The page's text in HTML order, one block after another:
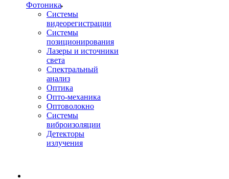
Фотоника
Cистемы
видеорегистрации
Системы
позиционирования
Лазеры и источники
света
Спектральный
анализ
Оптика
Опто-механика
Оптоволокно
Системы
виброизоляции
Детекторы
излучения